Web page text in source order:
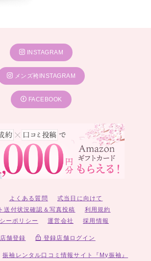
INSTAGRAM
メンズ袴INSTAGRAM
FACEBOOK
よくある質問
式当日に向けて
送付状況確認＆写真投稿
利用規約
ーポリシー
運営会社 採用情報
舗登録 登録店舗ログイン
振袖レンタル口コミ情報サイト『My振袖』